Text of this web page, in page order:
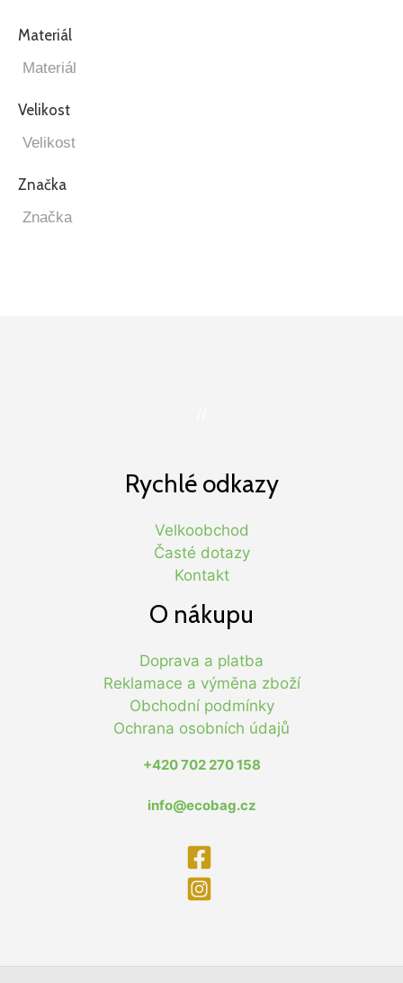
Materiál
Velikost
Značka
Rychlé odkazy
Velkoobchod
Časté dotazy
Kontakt
O nákupu
Doprava a platba
Reklamace a výměna zboží
Obchodní podmínky
Ochrana osobních údajů
+420 702 270 158
info@ecobag.cz